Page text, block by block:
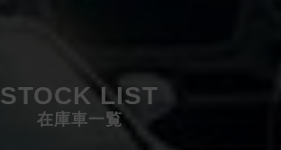
STOCK LIST
在庫車一覧